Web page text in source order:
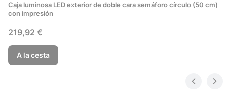
Caja luminosa LED exterior de doble cara semáforo círculo (50 cm)
con impresión
Precio
219,92 €
A la cesta